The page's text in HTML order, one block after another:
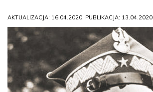
AKTUALIZACJA: 16.04.2020, PUBLIKACJA: 13.04.2020